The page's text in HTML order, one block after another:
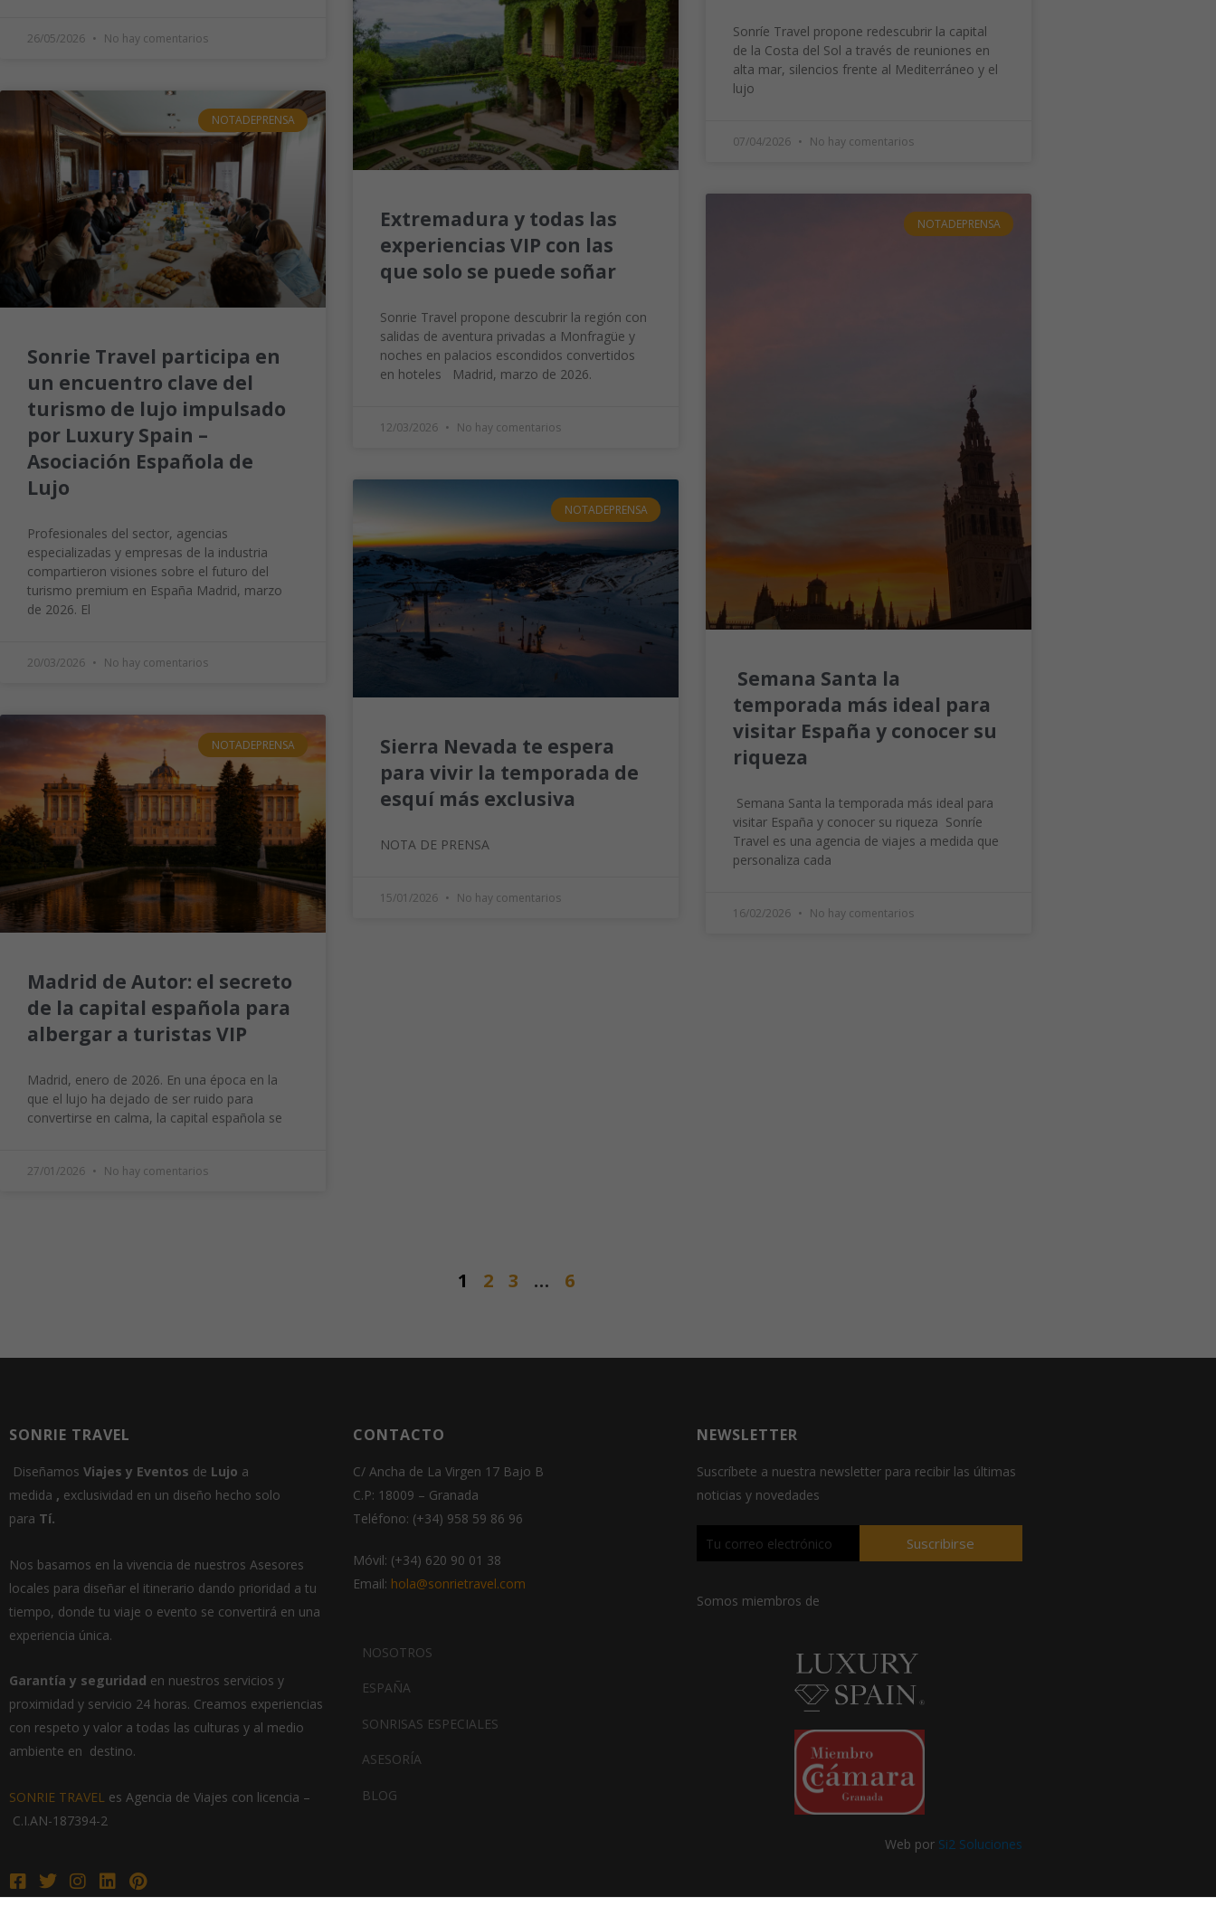
26/05/2026 No hay comentarios
Sonríe Travel propone redescubrir la capital
de la Costa del Sol a través de reuniones en
alta mar, silencios frente al Mediterráneo y el
lujo
07/04/2026 No hay comentarios
NOTADEPRENSA
Sonrie Travel participa en
un encuentro clave del
turismo de lujo impulsado
por Luxury Spain –
Asociación Española de
Lujo
Profesionales del sector, agencias
especializadas y empresas de la industria
compartieron visiones sobre el futuro del
turismo premium en España Madrid, marzo
de 2026. El
20/03/2026 No hay comentarios
Extremadura y todas las
experiencias VIP con las
que solo se puede soñar
Sonrie Travel propone descubrir la región con
salidas de aventura privadas a Monfragüe y
noches en palacios escondidos convertidos
en hoteles Madrid, marzo de 2026.
12/03/2026 No hay comentarios
NOTADEPRENSA
Semana Santa la
temporada más ideal para
visitar España y conocer su
riqueza
Semana Santa la temporada más ideal para
visitar España y conocer su riqueza Sonríe
Travel es una agencia de viajes a medida que
personaliza cada
16/02/2026 No hay comentarios
NOTADEPRENSA
Madrid de Autor: el secreto
de la capital española para
albergar a turistas VIP
Madrid, enero de 2026. En una época en la
que el lujo ha dejado de ser ruido para
convertirse en calma, la capital española se
27/01/2026 No hay comentarios
NOTADEPRENSA
Sierra Nevada te espera
para vivir la temporada de
esquí más exclusiva
NOTA DE PRENSA
15/01/2026 No hay comentarios
1 2 3 … 6
SONRIE TRAVEL
Diseñamos Viajes y Eventos de Lujo a
medida , exclusividad en un diseño hecho solo
para Tí.
Nos basamos en la vivencia de nuestros Asesores
locales para diseñar el itinerario dando prioridad a tu
tiempo, donde tu viaje o evento se convertirá en una
experiencia única.
Garantía y seguridad en nuestros servicios y
proximidad y servicio 24 horas. Creamos experiencias
con respeto y valor a todas las culturas y al medio
ambiente en destino.
SONRIE TRAVEL es Agencia de Viajes con licencia –
C.I.AN-187394-2
CONTACTO
C/ Ancha de La Virgen 17 Bajo B
C.P: 18009 – Granada
Teléfono: (+34) 958 59 86 96
Móvil: (+34) 620 90 01 38
Email: hola@sonrietravel.com
NOSOTROS
ESPAÑA
SONRISAS ESPECIALES
ASESORÍA
BLOG
NEWSLETTER
Suscríbete a nuestra newsletter para recibir las últimas
noticias y novedades
Suscribirse
Somos miembros de
Web por Si2 Soluciones
nuestra web
mejor posible
desaparecerán